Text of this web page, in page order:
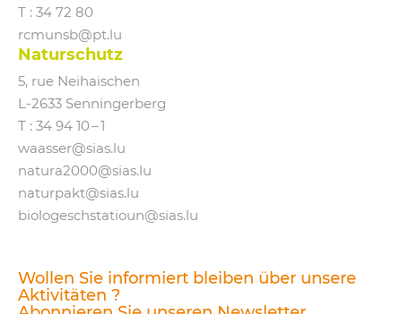
T : 34 72 80
rcmunsb@​pt.​lu
Naturschutz
5, rue Neihaischen
L‑2633 Senningerberg
T : 34 94 10 – 1
waasser@​sias.​lu
natura2000@​sias.​lu
naturpakt@​sias.​lu
biologeschstatioun@​sias.​lu
Wollen Sie informiert bleiben über unsere
Aktivitäten ?